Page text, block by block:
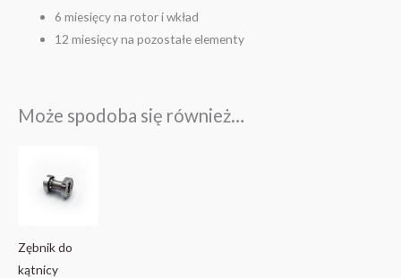
6 miesięcy na rotor i wkład
12 miesięcy na pozostałe elementy
Może spodoba się również…
Zębnik do
kątnicy